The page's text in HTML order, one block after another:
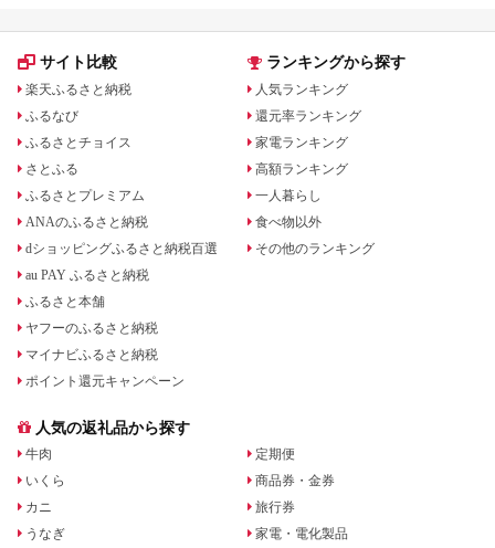
サイト比較
楽天ふるさと納税
ふるなび
ふるさとチョイス
さとふる
ふるさとプレミアム
ANAのふるさと納税
dショッピングふるさと納税百選
au PAY ふるさと納税
ふるさと本舗
ヤフーのふるさと納税
マイナビふるさと納税
ポイント還元キャンペーン
ランキングから探す
人気ランキング
還元率ランキング
家電ランキング
高額ランキング
一人暮らし
食べ物以外
その他のランキング
人気の返礼品から探す
牛肉
いくら
カニ
うなぎ
定期便
商品券・金券
旅行券
家電・電化製品